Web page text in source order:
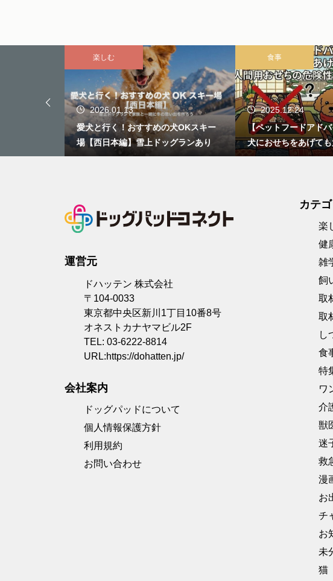
楽しむ
2026.01.13
愛犬と行く！おすすめの犬OKスキー
場【西日本編】雪上ドッグランあり
食事
2025.12.24
【ペットフードアド
犬におせちをあげて
おせちの危険性と安
運営元
ドハッテン 株式会社
〒104-0033
東京都中央区新川1丁目10番8号
オネストカナヤマビル2F
TEL: 03-6222-8814
URL:https://dohatten.jp/
会社案内
ドッグパッドについて
個人情報保護方針
利用規約
お問い合わせ
カテ
楽
健
雑
飼
取
取
し
食
特
ワ
介
獣
迷
救
漫
お
チ
お
未
猫